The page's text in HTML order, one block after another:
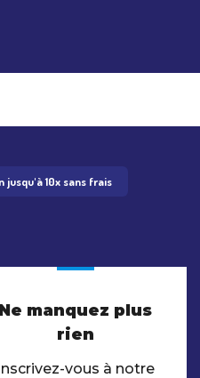
10x sans frais
Ne manquez plus
rien
vous à notre